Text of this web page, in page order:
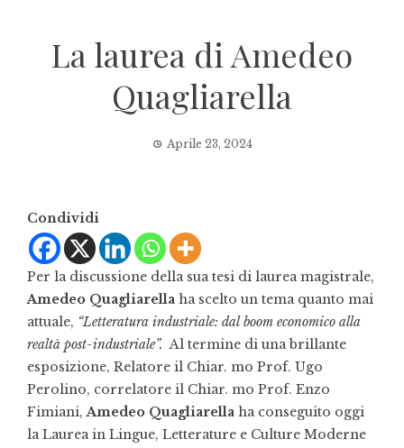
La laurea di Amedeo
Quagliarella
Aprile 23, 2024
Condividi
Per la discussione della sua tesi di laurea magistrale,
Amedeo Quagliarella ha scelto un tema quanto mai
attuale, “Letteratura industriale: dal boom economico alla
realtà post-industriale”. Al termine di una brillante
esposizione, Relatore il Chiar. mo Prof. Ugo
Perolino, correlatore il Chiar. mo Prof. Enzo
Fimiani,Amedeo Quagliarella ha conseguito oggi
la Laurea in Lingue, Letterature e Culture Moderne